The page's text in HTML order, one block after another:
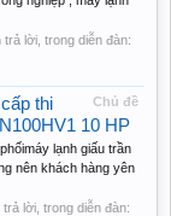
trả lời, trong diễn đàn:
Chủ đề
thi
10 HP
lạnh giấu trần
nên khách hàng yên
trả lời, trong diễn đàn: